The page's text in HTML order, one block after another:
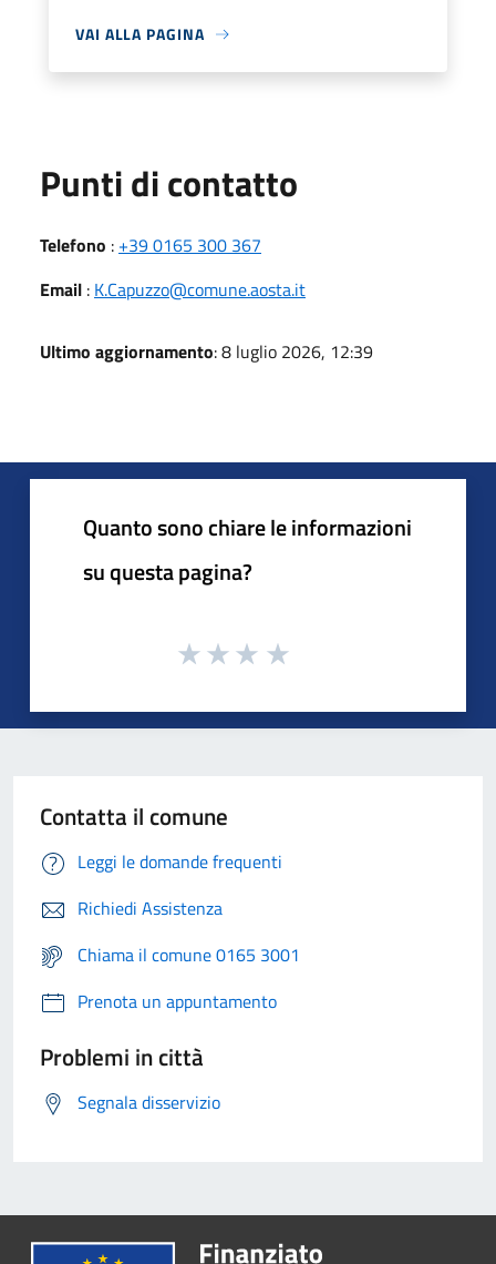
VAI ALLA PAGINA
Punti di contatto
Telefono : +39 0165 300 367
Email : K.Capuzzo@comune.aosta.it
Ultimo aggiornamento: 8 luglio 2026, 12:39
Quanto sono chiare le informazioni
su questa pagina?
Contatta il comune
Leggi le domande frequenti
Richiedi Assistenza
Chiama il comune 0165 3001
Prenota un appuntamento
Problemi in città
Segnala disservizio